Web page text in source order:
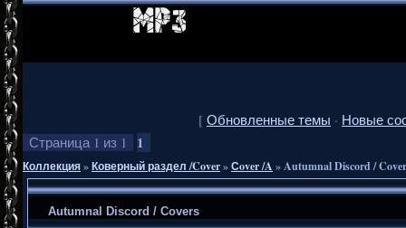
[ Обновленные темы · Новые
Страница 1 из 1 1
Коллекция»Коверный раздел /Cover»Сover /A »Autumnal Discord /
Autumnal Discord / Covers